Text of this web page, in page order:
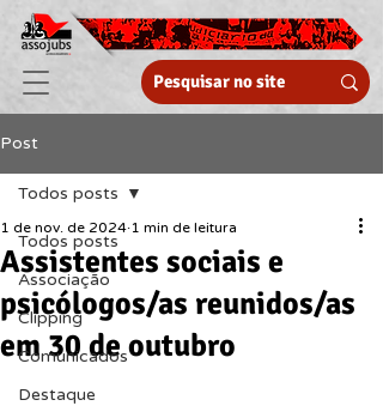
Post
Todos posts
Associação
Clipping
Comunicados
Destaque
Todos posts
Assistentes sociais e
psicólogos/as reunidos/as
em 30 de outubro
1 de nov. de 2024 1 min de leitura